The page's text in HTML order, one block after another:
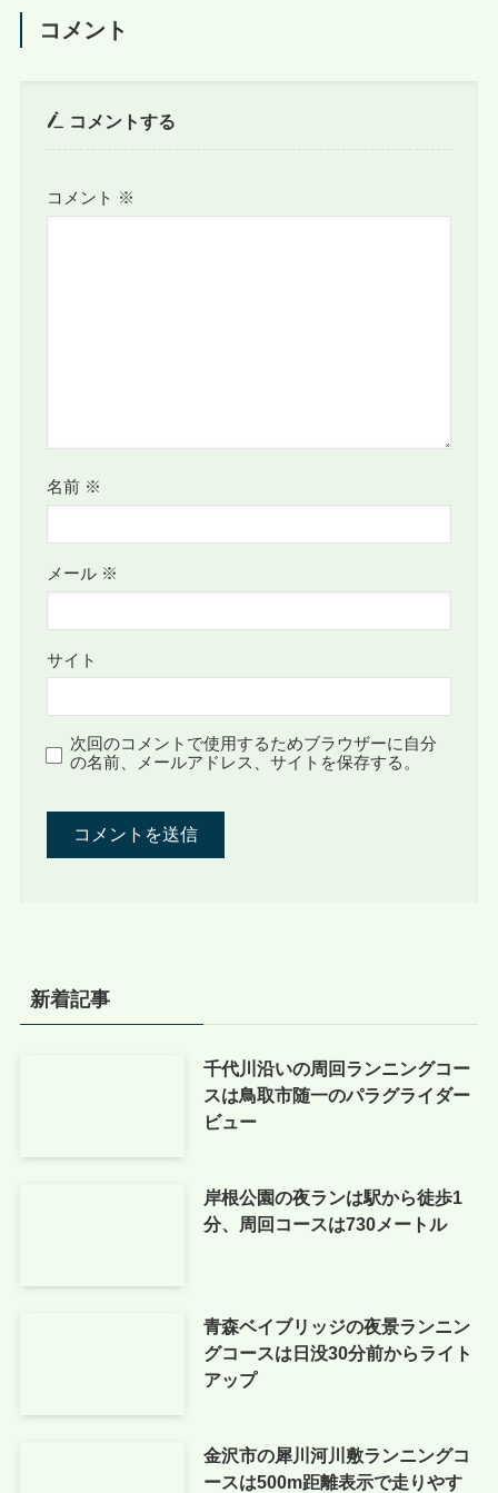
コメント
コメントする
コメント ※
名前 ※
メール ※
サイト
次回のコメントで使用するためブラウザーに自分
の名前、メールアドレス、サイトを保存する。
新着記事
千代川沿いの周回ランニングコー
スは鳥取市随一のパラグライダー
ビュー
岸根公園の夜ランは駅から徒歩1
分、周回コースは730メートル
青森ベイブリッジの夜景ランニン
グコースは日没30分前からライト
アップ
金沢市の犀川河川敷ランニングコ
ースは500m距離表示で走りやす